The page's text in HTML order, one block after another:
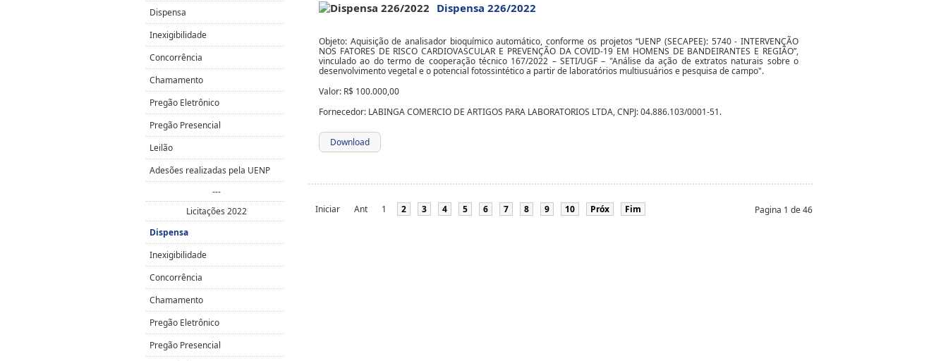
Dispensa 226/2022
Objeto: Aquisição de analisador bioquímico automático, conforme os projetos “UENP (SECAPEE): 5740 - INTERVENÇÃO
NOS FATORES DE RISCO CARDIOVASCULAR E PREVENÇÃO DA COVID-19 EM HOMENS DE BANDEIRANTES E REGIÃO”,
vinculado ao do termo de cooperação técnico 167/2022 – SETI/UGF – "Análise da ação de extratos naturais sobre o
desenvolvimento vegetal e o potencial fotossintético a partir de laboratórios multiusuários e pesquisa de campo".
Valor: R$ 100.000,00
Fornecedor: LABINGA COMERCIO DE ARTIGOS PARA LABORATORIOS LTDA, CNPJ: 04.886.103/0001-51.
Download
Pagina 1 de 46
Iniciar Ant 1 2 3 4 5 6 7 8 9 10 Próx Fim
Dispensa
Inexigibilidade
Concorrência
Chamamento
Pregão Eletrônico
Pregão Presencial
Leilão
Adesões realizadas pela UENP
---
Licitações 2022
Dispensa
Inexigibilidade
Concorrência
Chamamento
Pregão Eletrônico
Pregão Presencial